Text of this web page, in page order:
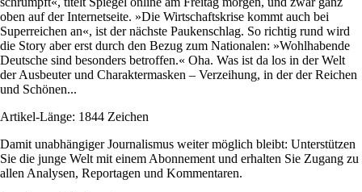
oben auf der Internetseite. »Die Wirtschaftskrise kommt auch bei
Superreichen an«, ist der nächste Paukenschlag. So richtig rund wird
die Story aber erst durch den Bezug zum Nationalen: »Wohlhabende
Deutsche sind besonders betroffen.« Oha. Was ist da los in der Welt
der Ausbeuter und Charaktermasken – Verzeihung, in der der Reichen
und Schönen...
Artikel-Länge: 1844 Zeichen
Damit unabhängiger Journalismus weiter möglich bleibt: Unterstützen
Sie die junge Welt mit einem Abonnement und erhalten Sie Zugang zu
allen Analysen, Reportagen und Kommentaren.